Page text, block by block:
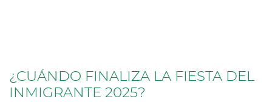
¿CUÁNDO FINALIZA LA FIESTA DEL
INMIGRANTE 2025?